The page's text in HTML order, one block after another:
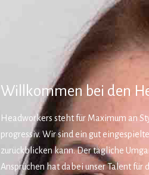
Willkommen bei den
Headworkers steht für Maximum an
progressiv. Wir sind ein gut
zurückblicken kann. Der tägliche
Ansprüchen hat dabei unser Talent für